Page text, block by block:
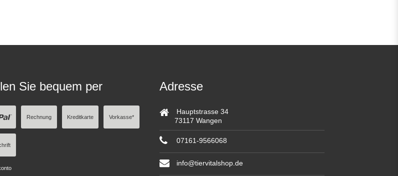
Sie bequem per
Rechnung Kreditkarte Vorkasse*
Adresse
Hauptstrasse 34
73117 Wangen
07161-9566068
info@tiervitalshop.de